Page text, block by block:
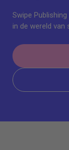
Swipe
in de wereld van